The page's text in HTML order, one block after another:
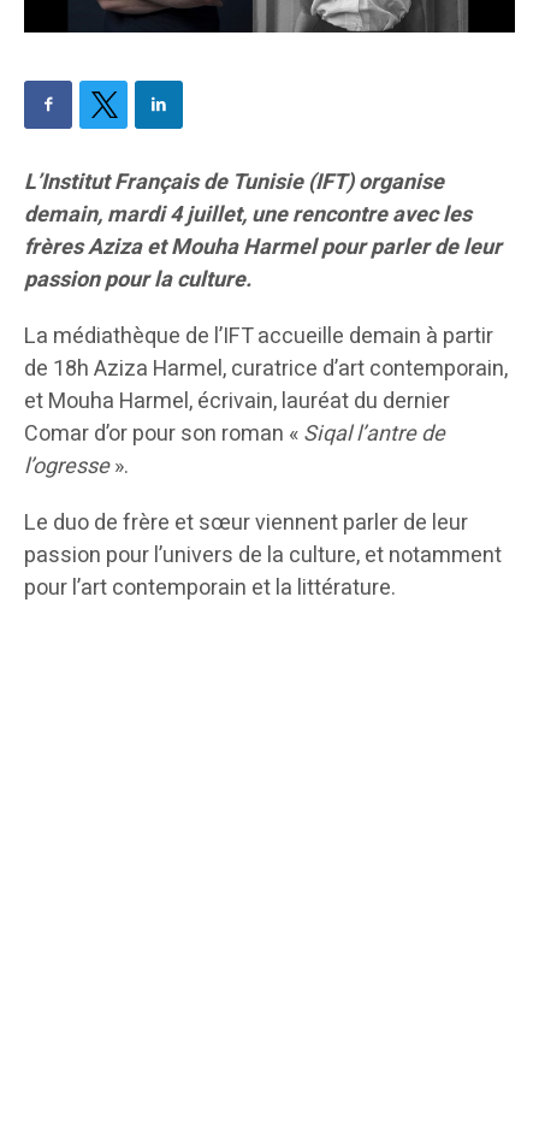
L’Institut Français de Tunisie (IFT) organise
demain, mardi 4 juillet, une rencontre avec les
frères Aziza et Mouha Harmel pour parler de leur
passion pour la culture.
La médiathèque de l’IFT accueille demain à partir
de 18h Aziza Harmel, curatrice d’art contemporain,
et Mouha Harmel, écrivain, lauréat du dernier
Comar d’or pour son roman «Siqal l’antre de
l’ogresse».
Le duo de frère et sœur viennent parler de leur
passion pour l’univers de la culture, et notamment
pour l’art contemporain et la littérature.